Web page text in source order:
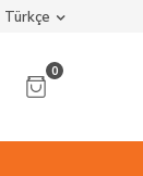
Türkçe
0